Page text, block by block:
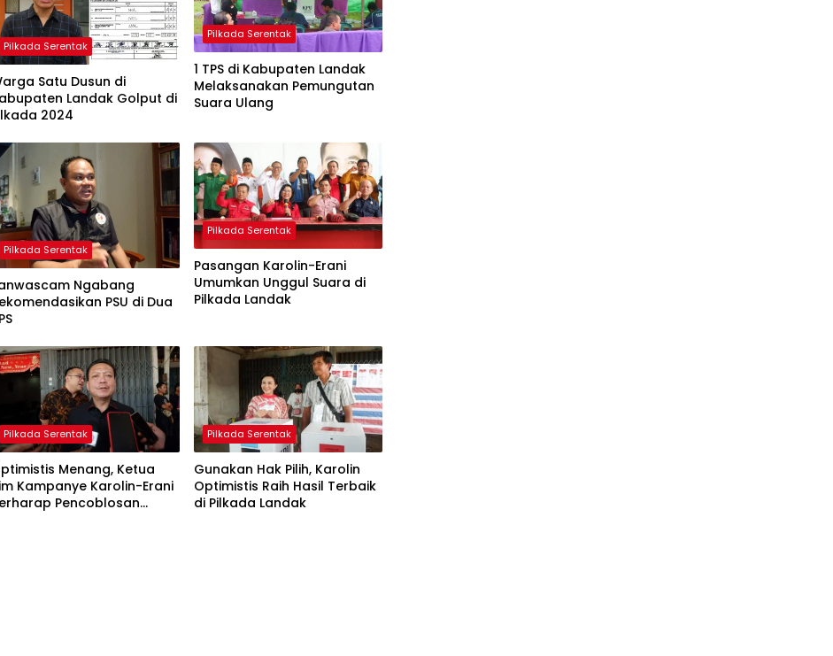
Pilkada Serentak
Satu Dusun di
Landak Golput di
2024
Pilkada Serentak
1 TPS di Kabupaten Landak
Melaksanakan Pemungutan
Suara Ulang
Pilkada Serentak
Ngabang
PSU di Dua
Pilkada Serentak
Pasangan Karolin-Erani
Umumkan Unggul Suara di
Pilkada Landak
Pilkada Serentak
Menang, Ketua
Kampanye Karolin-Erani
Pencoblosan
Pilkada Serentak
Gunakan Hak Pilih, Karolin
Optimistis Raih Hasil Terbaik
di Pilkada Landak